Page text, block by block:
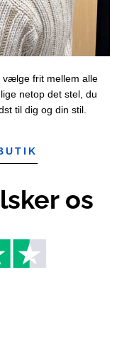
vælge frit mellem alle
netop det stel, du
til dig og din stil.
os